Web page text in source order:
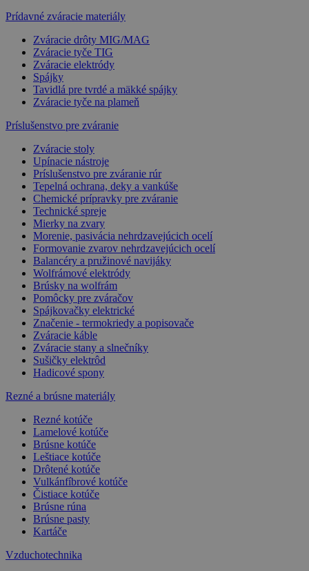
Prídavné zváracie materiály
Zváracie drôty MIG/MAG
Zváracie tyče TIG
Zváracie elektródy
Spájky
Tavidlá pre tvrdé a mäkké spájky
Zváracie tyče na plameň
Príslušenstvo pre zváranie
Zváracie stoly
Upínacie nástroje
Príslušenstvo pre zváranie rúr
Tepelná ochrana, deky a vankúše
Chemické prípravky pre zváranie
Technické spreje
Mierky na zvary
Morenie, pasivácia nehrdzavejúcich ocelí
Formovanie zvarov nehrdzavejúcich ocelí
Balancéry a pružinové navijáky
Wolfrámové elektródy
Brúsky na wolfrám
Pomôcky pre zváračov
Spájkovačky elektrické
Značenie - termokriedy a popisovače
Zváracie káble
Zváracie stany a slnečníky
Sušičky elektrôd
Hadicové spony
Rezné a brúsne materiály
Rezné kotúče
Lamelové kotúče
Brúsne kotúče
Leštiace kotúče
Drôtené kotúče
Vulkánfíbrové kotúče
Čistiace kotúče
Brúsne rúna
Brúsne pasty
Kartáče
Vzduchotechnika